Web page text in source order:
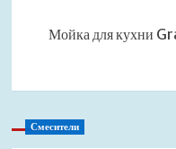
Мойка для кухни
Смесители